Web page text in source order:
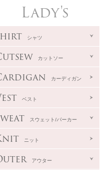
Lady's
シャツ
カットソー
カーディガン
ベスト
スウェット/パーカー
ニット
アウター